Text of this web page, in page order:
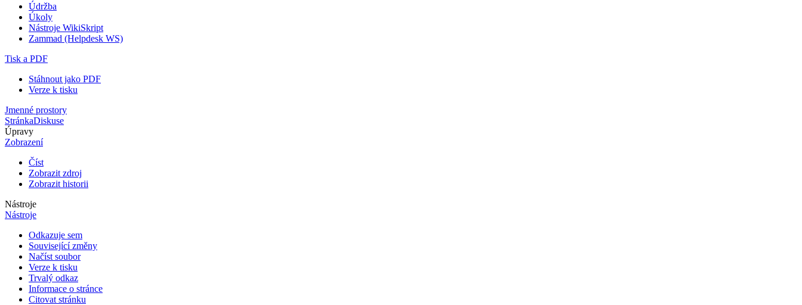
Údržba
Úkoly
Nástroje WikiSkript
Zammad (Helpdesk WS)
Tisk a PDF
Stáhnout jako PDF
Verze k tisku
Jmenné prostory
StránkaDiskuse
Úpravy
Zobrazení
Číst
Zobrazit zdroj
Zobrazit historii
Nástroje
Nástroje
Odkazuje sem
Související změny
Načíst soubor
Verze k tisku
Trvalý odkaz
Informace o stránce
Citovat stránku